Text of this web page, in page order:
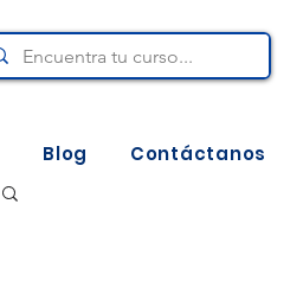
Blog Contáctanos